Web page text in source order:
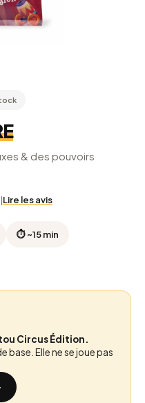
& des pouvoirs
|Lire les avis
⏱ ~15 min
Circus Édition.
base. Elle ne se joue pas